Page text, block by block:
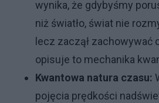
wynika, że gdybyśmy
niż światło, świat nie
lecz zaczął zachowywać
opisuje to mechanika
Kwantowa natura czasu:
pojęcia prędkości